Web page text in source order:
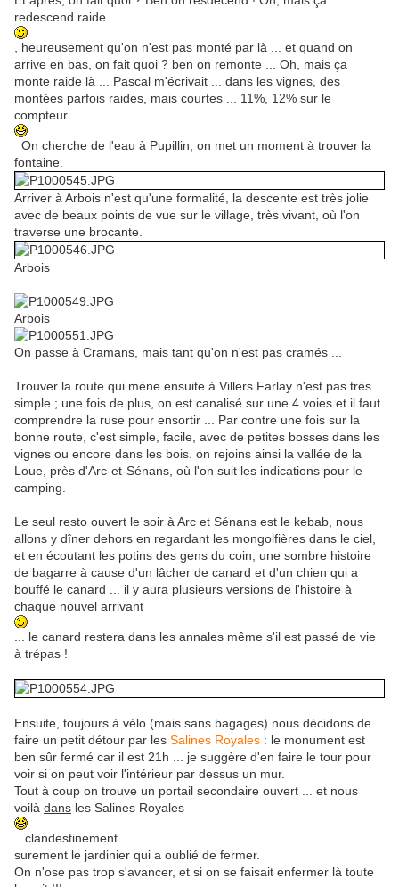
redescend raide
, heureusement qu'on n'est pas monté par là ... et quand on
arrive en bas, on fait quoi ? ben on remonte ... Oh, mais ça
monte raide là ... Pascal m'écrivait ... dans les vignes, des
montées parfois raides, mais courtes ... 11%, 12% sur le
compteur
On cherche de l'eau à Pupillin, on met un moment à trouver la
fontaine.
Arriver à Arbois n'est qu'une formalité, la descente est très jolie
avec de beaux points de vue sur le village, très vivant, où l'on
traverse une brocante.
Arbois
Arbois
On passe à Cramans, mais tant qu'on n'est pas cramés ...
Trouver la route qui mène ensuite à Villers Farlay n'est pas très
simple ; une fois de plus, on est canalisé sur une 4 voies et il faut
comprendre la ruse pour ensortir ... Par contre une fois sur la
bonne route, c'est simple, facile, avec de petites bosses dans les
vignes ou encore dans les bois. on rejoins ainsi la vallée de la
Loue, près d'Arc-et-Sénans, où l'on suit les indications pour le
camping.
Le seul resto ouvert le soir à Arc et Sénans est le kebab, nous
allons y dîner dehors en regardant les mongolfières dans le ciel,
et en écoutant les potins des gens du coin, une sombre histoire
de bagarre à cause d'un lâcher de canard et d'un chien qui a
bouffé le canard ... il y aura plusieurs versions de l'histoire à
chaque nouvel arrivant
... le canard restera dans les annales même s'il est passé de vie
à trépas !
Ensuite, toujours à vélo (mais sans bagages) nous décidons de
faire un petit détour par les Salines Royales : le monument est
ben sûr fermé car il est 21h ... je suggère d'en faire le tour pour
voir si on peut voir l'intérieur par dessus un mur.
Tout à coup on trouve un portail secondaire ouvert ... et nous
voilà dans les Salines Royales
...clandestinement ...
surement le jardinier qui a oublié de fermer.
On n'ose pas trop s'avancer, et si on se faisait enfermer là toute